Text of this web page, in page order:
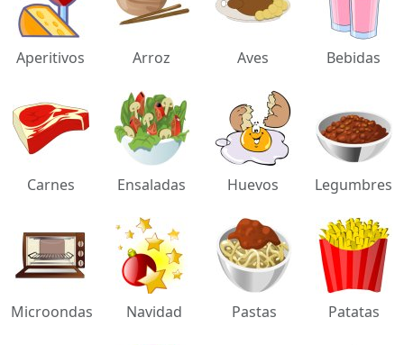
Aperitivos Arroz Aves Bebidas
Carnes Ensaladas Huevos Legumbres
Microondas Navidad Pastas Patatas